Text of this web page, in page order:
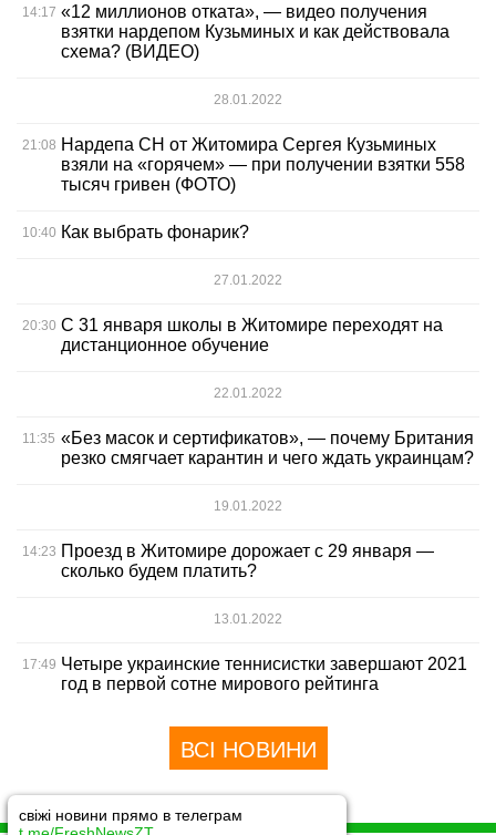
14:17 «12 миллионов отката», — видео получения
взятки нардепом Кузьминых и как действовала
схема? (ВИДЕО)
28.01.2022
21:08 Нардепа СН от Житомира Сергея Кузьминых
взяли на «горячем» — при получении взятки 558
тысяч гривен (ФОТО)
10:40 Как выбрать фонарик?
27.01.2022
20:30 С 31 января школы в Житомире переходят на
дистанционное обучение
22.01.2022
11:35 «Без масок и сертификатов», — почему Британия
резко смягчает карантин и чего ждать украинцам?
19.01.2022
14:23 Проезд в Житомире дорожает с 29 января —
сколько будем платить?
13.01.2022
17:49 Четыре украинские теннисистки завершают 2021
год в первой сотне мирового рейтинга
ВСІ НОВИНИ
свіжі новини прямо в телеграм